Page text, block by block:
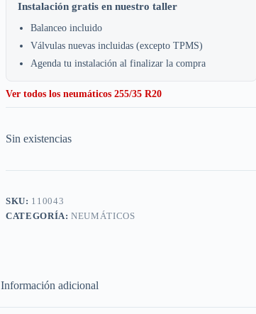
Instalación gratis en nuestro taller
Balanceo incluido
Válvulas nuevas incluidas (excepto TPMS)
Agenda tu instalación al finalizar la compra
Ver todos los neumáticos 255/35 R20
Sin existencias
SKU: 110043
CATEGORÍA:NEUMÁTICOS
Información adicional